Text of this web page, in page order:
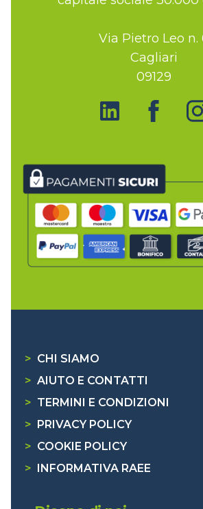
Via Pietro Leo n.
Cagliari
09129
> CHI SIAMO
> AIUTO E CONTATTI
> TERMINI E CONDIZIONI
>
PRIVACY POLICY
> COOKIE POLICY
>
INFORMATIVA RAEE